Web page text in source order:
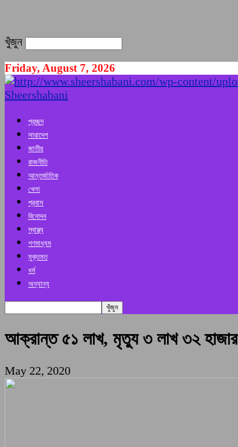
খুঁজুন
Friday, August 7, 2026
Sheershabani
প্রচ্ছদ
সারাদেশ
জাতীয়
রাজনীতি
আন্তর্জাতিক
খেলা
প্রবাস
বিনোদন
স্বাস্থ্য
গণমাধ্যম
মুক্তমত
ধর্ম
অন্যান্য
আক্রান্ত ৫১ লাখ, মৃত্যু ৩ লাখ ৩২ হাজার
May 22, 2020